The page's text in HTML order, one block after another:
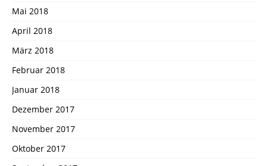
Mai 2018
April 2018
März 2018
Februar 2018
Januar 2018
Dezember 2017
November 2017
Oktober 2017